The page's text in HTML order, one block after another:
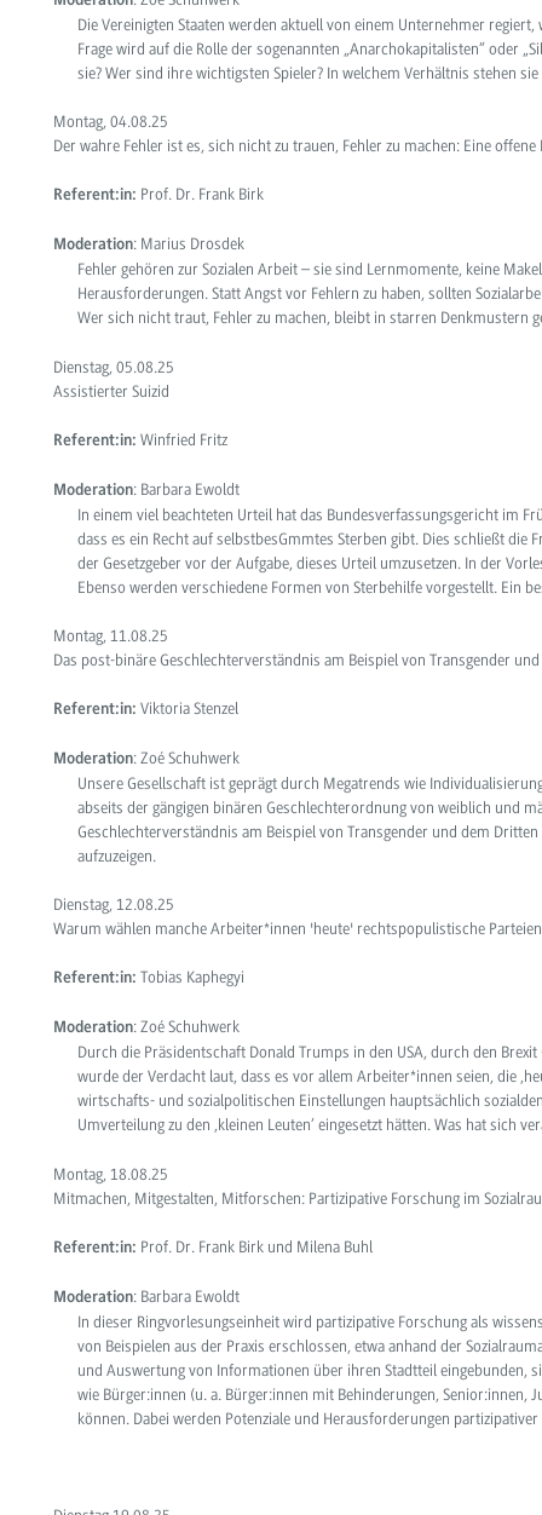
Die Vereinigten Staaten werden aktuell von einem Unternehmer regiert,
Frage wird auf die Rolle der sogenannten „Anarchokapitalisten“ oder
sie? Wer sind ihre wichtigsten Spieler? In welchem Verhältnis stehen
Montag, 04.08.25
Der wahre Fehler ist es, sich nicht zu trauen, Fehler zu machen: Eine
Referent:in: Prof. Dr. Frank Birk
Moderation: Marius Drosdek
Fehler gehören zur Sozialen Arbeit – sie sind Lernmomente, keine
Herausforderungen. Statt Angst vor Fehlern zu haben, sollten
Wer sich nicht traut, Fehler zu machen, bleibt in starren Denkmustern
Dienstag, 05.08.25
Assistierter Suizid
Referent:in: Winfried Fritz
Moderation: Barbara Ewoldt
In einem viel beachteten Urteil hat das Bundesverfassungsgericht im
dass es ein Recht auf selbstbesGmmtes Sterben gibt. Dies schließt
der Gesetzgeber vor der Aufgabe, dieses Urteil umzusetzen. In der
Ebenso werden verschiedene Formen von Sterbehilfe vorgestellt. Ein
Montag, 11.08.25
Das post-binäre Geschlechterverständnis am Beispiel von Transgender
Referent:in: Viktoria Stenzel
Moderation: Zoé Schuhwerk
Unsere Gesellschaft ist geprägt durch Megatrends wie
abseits der gängigen binären Geschlechterordnung von weiblich und
Geschlechterverständnis am Beispiel von Transgender und dem
aufzuzeigen.
Dienstag, 12.08.25
Warum wählen manche Arbeiter*innen 'heute' rechtspopulistische
Referent:in: Tobias Kaphegyi
Moderation: Zoé Schuhwerk
Durch die Präsidentschaft Donald Trumps in den USA, durch den
wurde der Verdacht laut,dass es vor allem Arbeiter*innen seien, die
wirtschafts- und sozialpolitischen Einstellungen hauptsächlich
Umverteilung zu den ‚kleinen Leuten‘ eingesetzt hätten. Was hat sich
Montag, 18.08.25
Mitmachen, Mitgestalten, Mitforschen: Partizipative Forschung im
Referent:in: Prof. Dr. Frank Birk und Milena Buhl
Moderation: Barbara Ewoldt
In dieser Ringvorlesungseinheit wird partizipative Forschungals
von Beispielen aus der Praxis erschlossen, etwa anhand der
und Auswertung von Informationen über ihren Stadtteil eingebunden,
wie Bürger:innen (u. a. Bürger:innen mit Behinderungen,
können. Dabei werden Potenziale und Herausforderungen